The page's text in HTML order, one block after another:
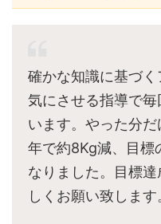
確かな知識に基づ
気にさせる指導で
います。やった分
年で約8Kg減、目標
なりました。目標
しくお願い致します